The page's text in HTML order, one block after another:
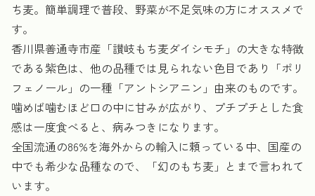
ち麦。簡単調理で普段、野菜が不足気味の方にオススメで
す。
香川県善通寺市産「讃岐もち麦ダイシモチ」の大きな特徴
である紫色は、他の品種では見られない色目であり「ポリ
フェノール」の一種「アントシアニン」由来のものです。
噛めば噛むほど口の中に甘みが広がり、プチプチとした食
感は一度食べると、病みつきになります。
全国流通の86%を海外からの輸入に頼っている中、国産の
中でも希少な品種なので、「幻のもち麦」とまで言われて
います。